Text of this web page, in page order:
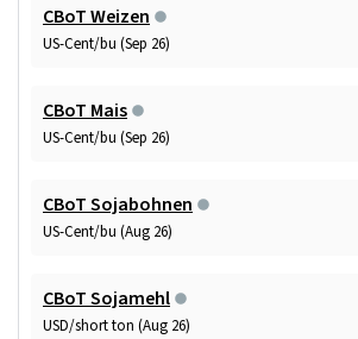
CBoT Weizen
US-Cent/bu (Sep 26)
CBoT Mais
US-Cent/bu (Sep 26)
CBoT Sojabohnen
US-Cent/bu (Aug 26)
CBoT Sojamehl
USD/short ton (Aug 26)